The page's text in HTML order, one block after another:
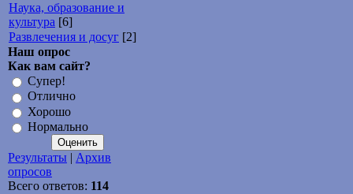
Наука, образование и
культура [6]
Развлечения и досуг [2]
Наш опрос
Как вам сайт?
Супер!
Отлично
Хорошо
Нормально
Результаты | Архив
опросов
Всего ответов: 114